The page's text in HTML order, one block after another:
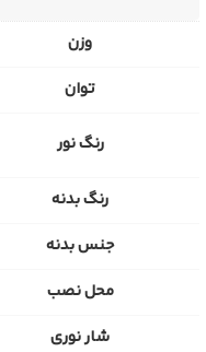
وزن
توان
رنگ نور
رنگ بدنه
جنس بدنه
محل نصب
شار نوری